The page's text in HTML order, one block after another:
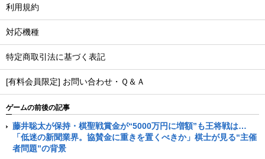
利用規約
対応機種
特定商取引法に基づく表記
[有料会員限定] お問い合わせ・Ｑ＆Ａ
ゲームの前後の記事
藤井聡太が保持・棋聖戦賞金が“5000万円に増額”も王将戦は…
「低迷の新聞業界。協賛金に重きを置くべきか」棋士が見る“主催
者問題”の背景